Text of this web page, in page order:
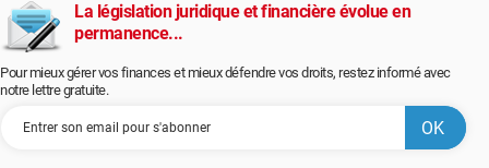
La législation juridique et financière évolue en
permanence...
Pour mieux gérer vos finances et mieux défendre vos droits, restez informé avec
notre lettre gratuite.